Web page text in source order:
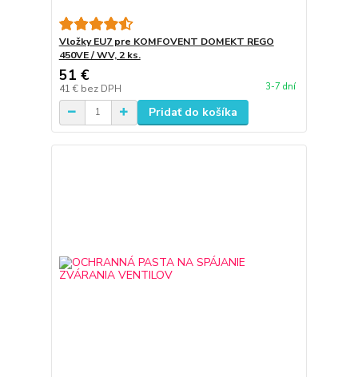
Vložky EU7 pre KOMFOVENT DOMEKT REGO
450VE / WV, 2 ks.
51 €
41 € bez DPH 3-7 dní
Pridať do košíka